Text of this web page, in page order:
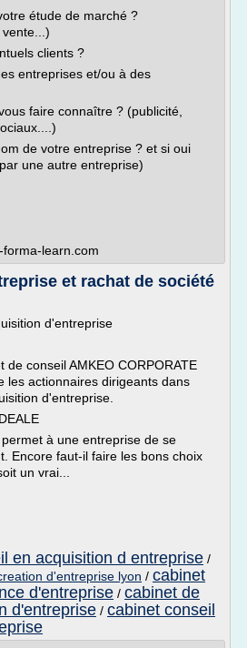
étude de marché ?
clients ?
entreprises et/ou à des
faire connaître ? (publicité,
de votre entreprise ? et si oui
une autre entreprise)
learn.com
et rachat de société
d'entreprise
de conseil AMKEO CORPORATE
les actionnaires dirigeants dans
d'entreprise.
à une entreprise de se
Encore faut-il faire les bons choix
un vrai...
en acquisition d entreprise /
d'entreprise lyon / cabinet
d'entreprise / cabinet de
d'entreprise / cabinet conseil